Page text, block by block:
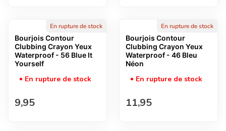
En rupture de stock
Bourjois Contour
Clubbing Crayon Yeux
Waterproof - 56 Blue It
Yourself
En rupture de stock
Prix normal
9,95
En rupture de stock
Bourjois Contour
Clubbing Crayon Yeux
Waterproof - 46 Bleu
Néon
En rupture de stock
Prix normal
11,95